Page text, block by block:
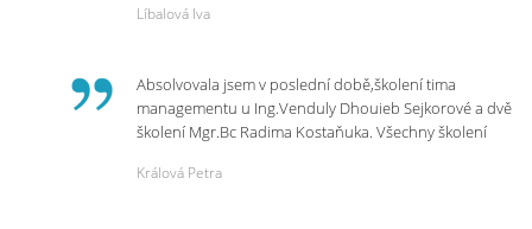
p.Vendulce která s nesmírnou lidskostí,přesto
potřebná školení,která Realitní Akademie umožňuje.
Líbalová Iva
Absolvovala jsem v poslední době,školení tima
managementu u Ing.Venduly Dhouieb Sejkorové a dvě
školení Mgr.Bc Radima Kostaňuka. Všechny školení
práci a na život.
Králová Petra